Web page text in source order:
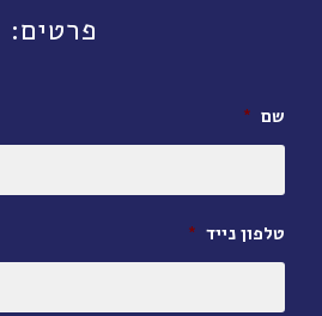
פרטים:
שם *
טלפון נייד *